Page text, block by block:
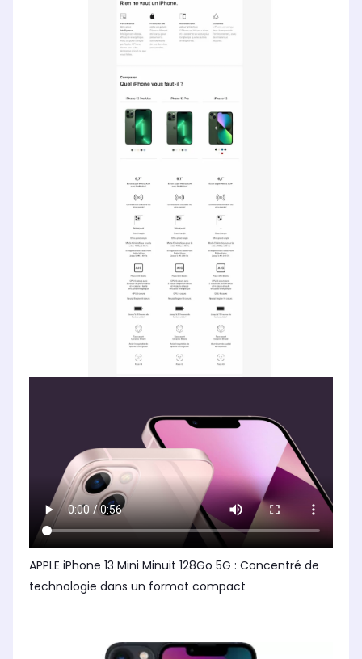
APPLE iPhone 13 Mini Minuit 128Go 5G : Concentré de
technologie dans un format compact